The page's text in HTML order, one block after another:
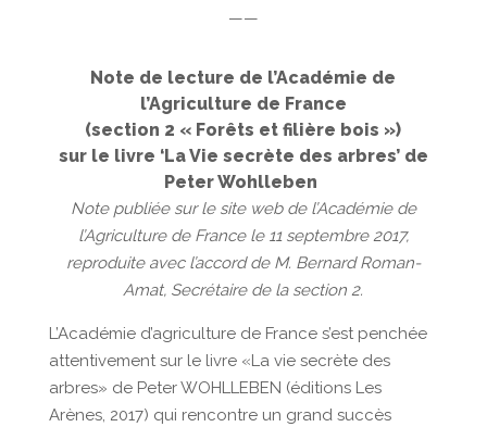
——
Note de lecture de l’Académie de
l’Agriculture de France
(section 2 « Forêts et filière bois »)
sur le livre ‘La Vie secrète des arbres’ de
Peter Wohlleben
Note publiée sur le site web de l’Académie de
l’Agriculture de France le 11 septembre 2017,
reproduite avec l’accord de M. Bernard Roman-
Amat, Secrétaire de la section 2.
L’Académie d’agriculture de France s’est penchée
attentivement sur le livre «La vie secrète des
arbres» de Peter WOHLLEBEN (éditions Les
Arènes, 2017) qui rencontre un grand succès